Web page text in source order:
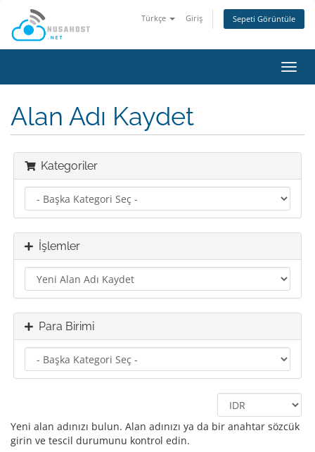
Türkçe Giriş Sepeti Görüntüle
Alan Adı Kaydet
Kategoriler
İşlemler
Para Birimi
Yeni alan adınızı bulun. Alan adınızı ya da bir anahtar sözcük
girin ve tescil durumunu kontrol edin.